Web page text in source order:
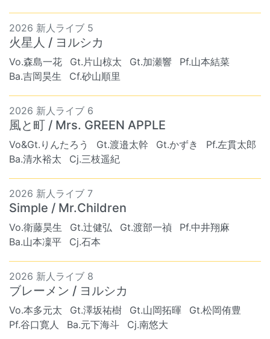
2026 新人ライブ 5
火星人 / ヨルシカ
Vo.森島一花 Gt.片山椋太 Gt.加瀬響
Pf.山本結菜
Ba.吉岡昊生
Cf.砂山順里
2026 新人ライブ 6
風と町 / Mrs. GREEN APPLE
Vo&Gt.りんたろう Gt.渡邉太幹 Gt.かずき
Pf.左貫太郎
Ba.清水裕太
Cj.三枝遥紀
2026 新人ライブ 7
Simple / Mr.Children
Vo.衛藤昊生 Gt.辻健弘 Gt.渡部一禎
Pf.中井翔麻
Ba.山本凜平
Cj.石本
2026 新人ライブ 8
ブレーメン / ヨルシカ
Vo.本多元太 Gt.澤坂祐樹 Gt.山岡拓暉
Gt.松岡侑豊
Pf.谷口寛人
Ba.元下海斗 Cj.南悠大